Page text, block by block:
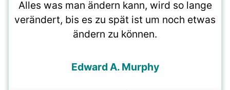
Alles was man ändern kann, wird so lange
verändert, bis es zu spät ist um noch etwas
ändern zu können.
Edward A. Murphy